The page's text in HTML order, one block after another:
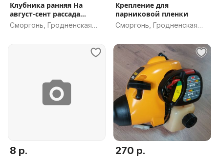
Клубника ранняя На
август-сент рассада
укоренённая
Сморгонь, Гродненская
Крепление для
парниковой пленки
Сморгонь, Гродненская
8 р. 270 р.